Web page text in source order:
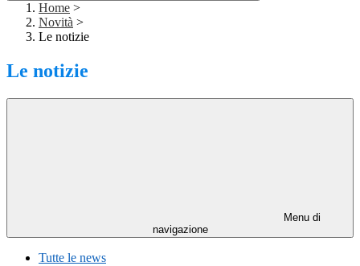
Home >
Novità >
Le notizie
Le notizie
Menu di
navigazione
Tutte le news